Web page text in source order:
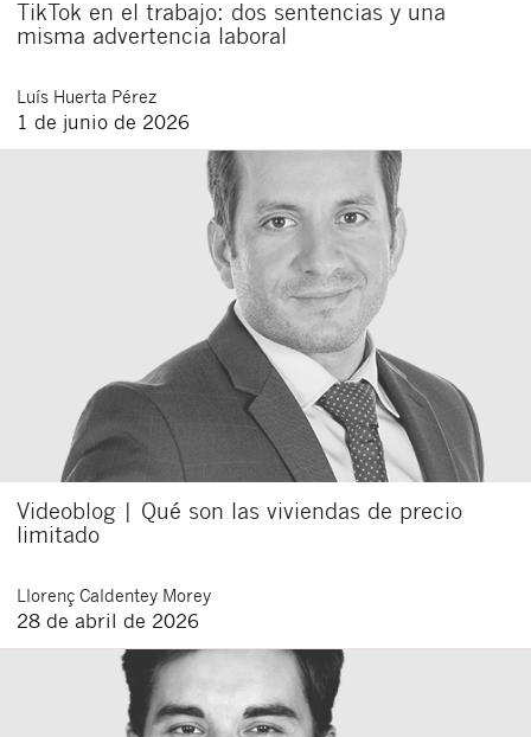
TikTok en el trabajo: dos sentencias y una
misma advertencia laboral
Luís Huerta Pérez
1 de junio de 2026
Videoblog | Qué son las viviendas de precio
limitado
Llorenç Caldentey Morey
28 de abril de 2026